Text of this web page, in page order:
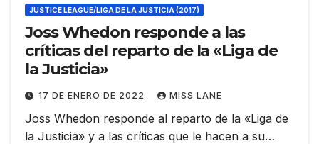
JUSTICE LEAGUE/LIGA DE LA JUSTICIA (2017)
Joss Whedon responde a las
críticas del reparto de la «Liga de
la Justicia»
17 DE ENERO DE 2022 MISS LANE
Joss Whedon responde al reparto de la «Liga de
la Justicia» y a las críticas que le hacen a su…